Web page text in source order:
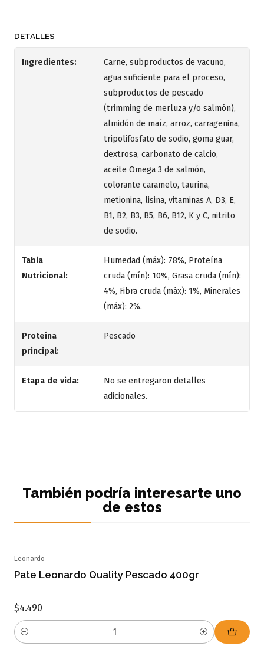
DETALLES
Ingredientes:
Carne, subproductos de vacuno,
agua suficiente para el proceso,
subproductos de pescado
(trimming de merluza y/o salmón),
almidón de maíz, arroz, carragenina,
tripolifosfato de sodio, goma guar,
dextrosa, carbonato de calcio,
aceite Omega 3 de salmón,
colorante caramelo, taurina,
metionina, lisina, vitaminas A, D3, E,
B1, B2, B3, B5, B6, B12, K y C, nitrito
de sodio.
Tabla
Nutricional:
Humedad (máx): 78%, Proteína
cruda (mín): 10%, Grasa cruda (mín):
4%, Fibra cruda (máx): 1%, Minerales
(máx): 2%.
Proteína
principal:
Pescado
Etapa de vida:
No se entregaron detalles
adicionales.
También podría interesarte uno
de estos
Leonardo
Pate Leonardo Quality Pescado 400gr
$4.490
Cantidad